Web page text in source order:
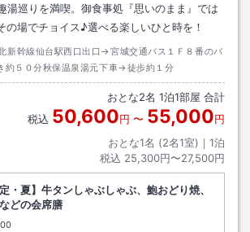
湯巡りを満喫。御食事処『思いのまま』では
の場でチョイス♪選べる楽しいひと時を！
新幹線仙台駅西口出口→宮城交通バス１Ｆ８番のバ
約５０分秋保温泉湯元下車→徒歩約１分
おとな2名 1泊1部屋 合計
税込 50,600円 〜 55,000円
おとな1名 (2名1室)｜ 1泊
税込 25,300円〜27,500円
・夏】牛タンしゃぶしゃぶ、鮑おどり焼、
どの会席膳
ックアウト